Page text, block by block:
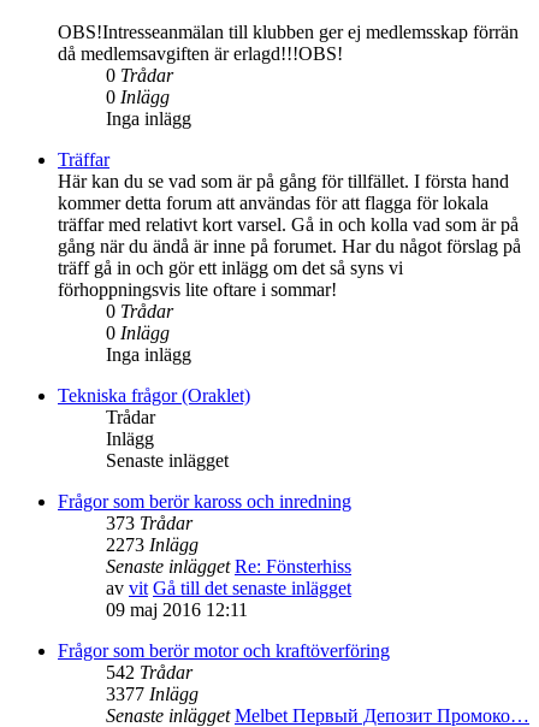
OBS!Intresseanmälan till klubben ger ej medlemsskap förrän
då medlemsavgiften är erlagd!!!OBS!
0 Trådar
0 Inlägg
Inga inlägg
Träffar
Här kan du se vad som är på gång för tillfället. I första hand
kommer detta forum att användas för att flagga för lokala
träffar med relativt kort varsel. Gå in och kolla vad som är på
gång när du ändå är inne på forumet. Har du något förslag på
träff gå in och gör ett inlägg om det så syns vi
förhoppningsvis lite oftare i sommar!
0 Trådar
0 Inlägg
Inga inlägg
Tekniska frågor (Oraklet)
Trådar
Inlägg
Senaste inlägget
Frågor som berör kaross och inredning
373 Trådar
2273 Inlägg
Senaste inlägget Re: Fönsterhiss
av vit Gå till det senaste inlägget
09 maj 2016 12:11
Frågor som berör motor och kraftöverföring
542 Trådar
3377 Inlägg
Senaste inlägget Melbet Первый Депозит Промоко…